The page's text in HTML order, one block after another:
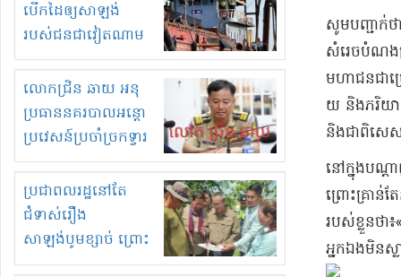
បើកដៃឲ្យសាឡង់
របស់ជនជាវៀតណាម
ចូល មកខុស
ច្បាប់លួចបូមខ្សាច់នៅ
ក្នុងប្រទេសកម្ពុជា
លោកជ្រិន ឆាយ អនុ
ប្រធាននគរបាលអន្តោ
ប្រវេសន៍ប្រចាំច្រកទ្វារ
ព្រំដែនភ្នំឌិន និងឈ្មួញ
មួយចំនួនទៀត
កំពង់តែគុបគិតគ្នា
ធ្វើសកម្មភាពរកស៊ីនិង
ស្តុកទំនិញគេចពន្ធ?
ប្រជាពលរដ្ឋនៅតែ
ជំទាស់រឿង
សាឡង់បូមខ្សាច់ ព្រោះ
ខ្លាចបាក់ច្រាំងទៀត!
សូមបញ្ជាក់ថ
សំរេច​បំណង
មហាជន​ជា
យ និង​ភរិយា
និង​ជាពិសេ
នៅក្នុង​បណ្ដ
ព្រោះ​គ្រាន់
របស់ខ្លួន​ថា​
អ្នកឯង​មិន​ស្